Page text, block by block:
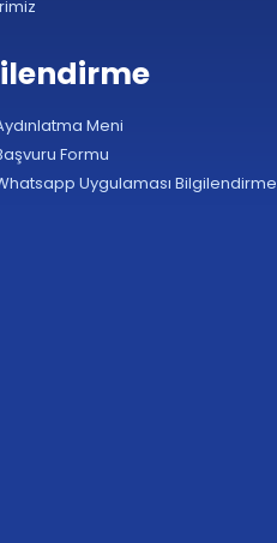
Meni
Formu
Uygulaması Bilgilendirme